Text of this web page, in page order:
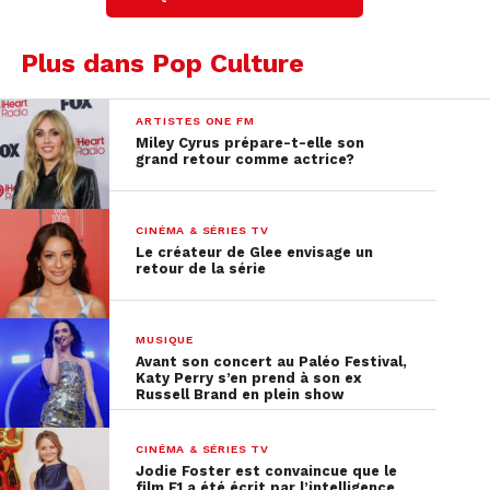
© El Traslador / Twitter
La grossesse confirmée
dans les médias
Plus dans Pop Culture
ARTISTES ONE FM
Miley Cyrus prépare-t-elle son
grand retour comme actrice?
CINÉMA & SÉRIES TV
Le créateur de Glee envisage un
retour de la série
MUSIQUE
Avant son concert au Paléo Festival,
Katy Perry s’en prend à son ex
Russell Brand en plein show
CINÉMA & SÉRIES TV
Jodie Foster est convaincue que le